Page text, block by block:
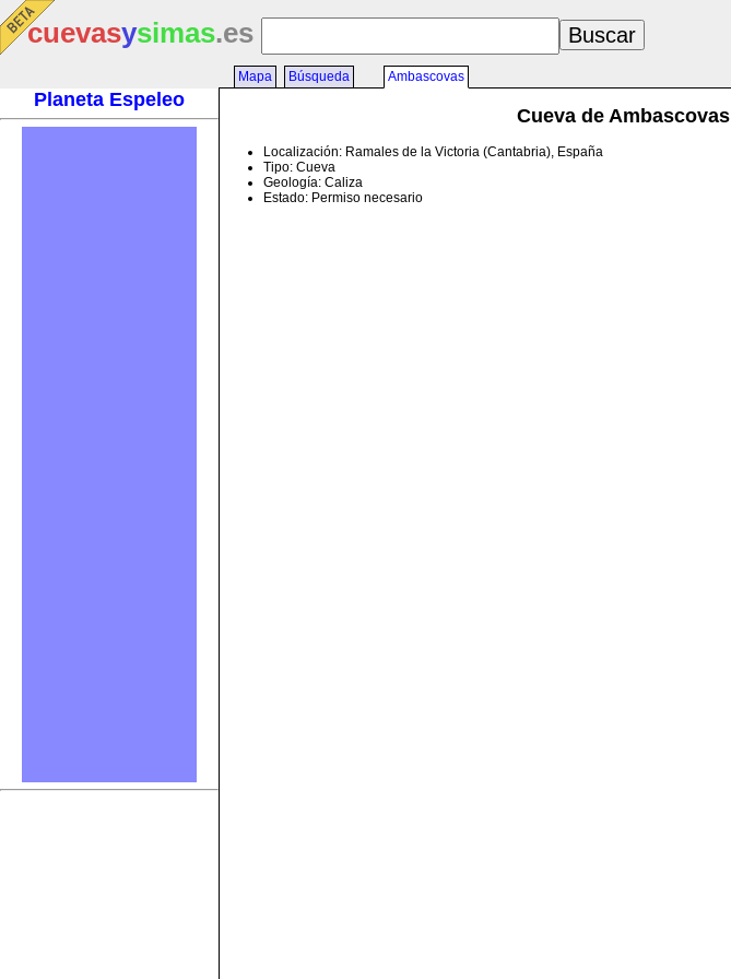
cuevasysimas.es
Planeta Espeleo
Mapa Búsqueda Ambascovas
Cueva de Ambascovas
Localización: Ramales de la Victoria (Cantabria), España
Tipo: Cueva
Geología: Caliza
Estado: Permiso necesario